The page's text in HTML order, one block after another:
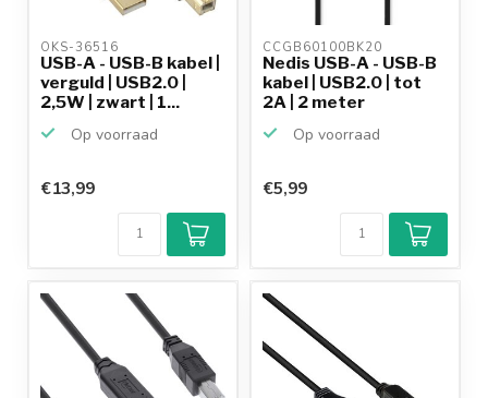
OKS-36516
USB-A - USB-B kabel |
verguld | USB2.0 |
2,5W | zwart | 1...
Op voorraad
€13,99
CCGB60100BK20
Nedis USB-A - USB-B
kabel | USB2.0 | tot
2A | 2 meter
Op voorraad
€5,99